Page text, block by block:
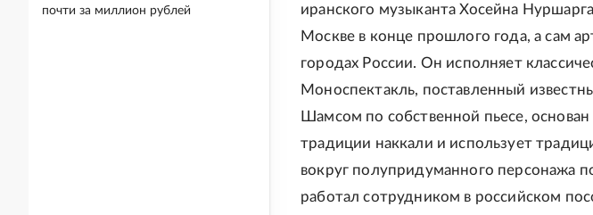
иранского музыканта Хосейна
Москве в конце прошлого года, а сам
городах России. Он исполняет
Моноспектакль, поставленный
Шамсом по собственной пьесе, основан
традиции наккали и использует
вокруг полупридуманного персонажа
работал сотрудником в российском
почти за миллион рублей